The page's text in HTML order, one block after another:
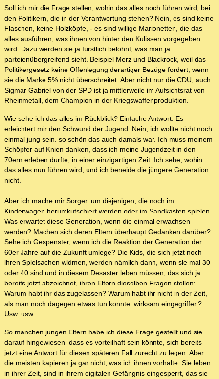
Soll ich mir die Frage stellen, wohin das alles noch führen wird, bei
den Politikern, die in der Verantwortung stehen? Nein, es sind keine
Flaschen, keine Holzköpfe, - es sind willige Marionetten, die das
alles ausführen, was ihnen von hinter den Kulissen vorgegeben
wird. Dazu werden sie ja fürstlich belohnt, was man ja
parteienübergreifend sieht. Beispiel Merz und Blackrock, weil das
Politikergesetz keine Offenlegung derartiger Bezüge fordert, wenn
sie die Marke 5% nicht überschreitet. Aber nicht nur die CDU, auch
Sigmar Gabriel von der SPD ist ja mittlerweile im Aufsichtsrat von
Rheinmetall, dem Champion in der Kriegswaffenproduktion.
Wie sehe ich das alles im Rückblick? Einfache Antwort: Es
erleichtert mir den Schwund der Jugend. Nein, ich wollte nicht noch
einmal jung sein, so schön das auch damals war. Ich muss meinem
Schöpfer auf Knien danken, dass ich meine Jugendzeit in den
70ern erleben durfte, in einer einzigartigen Zeit. Ich sehe, wohin
das alles nun führen wird, und ich beneide die jüngere Generation
nicht.
Aber ich mache mir Sorgen um diejenigen, die noch im
Kinderwagen herumkutschiert werden oder im Sandkasten spielen.
Was erwartet diese Generation, wenn die einmal erwachsen
werden? Machen sich deren Eltern überhaupt Gedanken darüber?
Sehe ich Gespenster, wenn ich die Reaktion der Generation der
60er Jahre auf die Zukunft umlege? Die Kids, die sich jetzt noch
ihren Spielsachen widmen, werden nämlich dann, wenn sie mal 30
oder 40 sind und in diesem Desaster leben müssen, das sich ja
bereits jetzt abzeichnet, ihren Eltern dieselben Fragen stellen:
Warum habt ihr das zugelassen? Warum habt ihr nicht in der Zeit,
als man noch dagegen etwas tun konnte, wirksam eingegriffen?
Usw. usw.
So manchen jungen Eltern habe ich diese Frage gestellt und sie
darauf hingewiesen, dass es vorteilhaft sein könnte, sich bereits
jetzt eine Antwort für diesen späteren Fall zurecht zu legen. Aber
die meisten kapieren ja gar nicht, was ich ihnen vorhalte. Sie leben
in ihrer Zeit, sind in ihrem digitalen Gefängnis eingesperrt, das sie